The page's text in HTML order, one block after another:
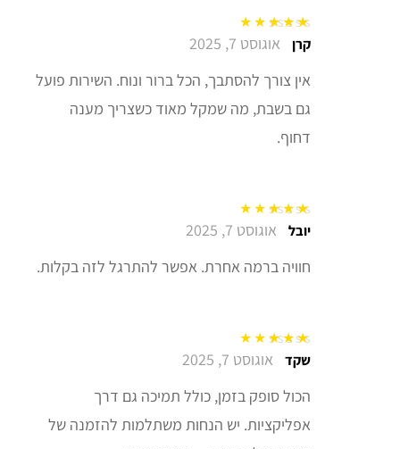
דורג5 מתוך 5 קרן אוגוסט 7, 2025
אין צורך להסתבך, הכל ברור ונוח. השירות פועל
גם בשבת, מה שמקל מאוד כשצריך מענה
דחוף.
דורג5מתוך 5 יובל אוגוסט 7, 2025
חוויה ברמה אחרת. אפשר להתרגל לזה בקלות.
דורג5מתוך 5שקד אוגוסט 7, 2025
הכול סופק בזמן, כולל תמיכה גם דרך
אפליקציות. יש הנחות משתלמות להזמנה של